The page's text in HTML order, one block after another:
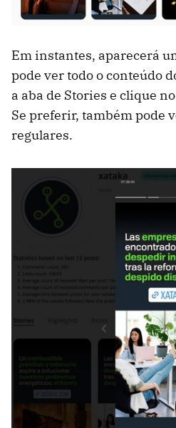
Em instantes, aparecerá
pode ver todo o conteúdo
a aba de Stories e clique
Se preferir, também pode
regulares.